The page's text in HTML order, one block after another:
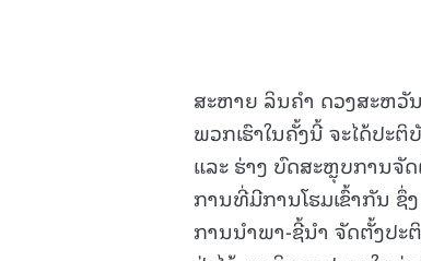
ສະຫາຍ ລິນຄໍາ ດວງສະຫວັ
ພວກເຮົາໃນຄັ້ງນີ້ ຈະໄດ້ປະ
ແລະ ຮ່າງ ບົດສະຫຼຸບການຈັ
ການທີ່ມີການໂຮມເຂົ້າກັນ
ການນໍາພາ-ຊີ້ນໍາ ຈັດຕັ້ງປະ